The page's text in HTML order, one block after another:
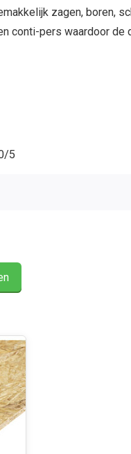
zagen, boren,
conti-pers waardoor de
5